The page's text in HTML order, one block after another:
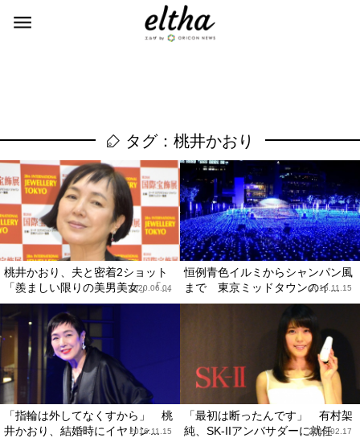
タグ：桃井かおり
桃井かおり、夫と密着2ショット
「羨ましい限りの美男美女」「...
2020.06.04
恒例青色イルミからシャンパン風
まで 東京ミッドタウンのイ...
2016.11.15
「指輪は外してなくすから」 桃
井かおり、結婚時にイヤリン...
2016.11.15
「最初は断ったんです」 有村架
純、SK-IIアンバサダーに就任
2016.02.17